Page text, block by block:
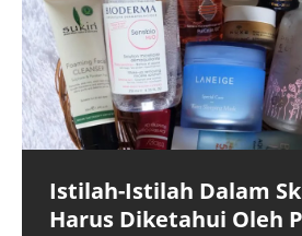
Istilah-Istilah Dalam
Harus Diketahui Oleh